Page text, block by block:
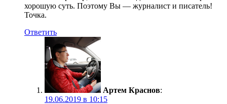
хорошую суть. Поэтому Вы — журналист и писатель!
Точка.
Ответить
Артем Краснов:
19.06.2019 в 10:15